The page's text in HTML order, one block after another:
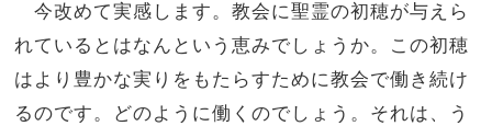
今改めて実感します。教会に聖霊の初穂が与えら
れているとはなんという恵みでしょうか。この初穂
はより豊かな実りをもたらすために教会で働き続け
るのです。どのように働くのでしょう。それは、う